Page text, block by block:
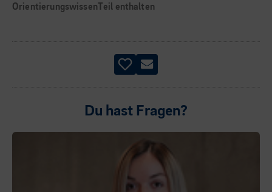
OrientierungswissenTeil enthalten
Du hast Fragen?